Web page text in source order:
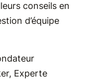
conseils en
d’équipe
Experte